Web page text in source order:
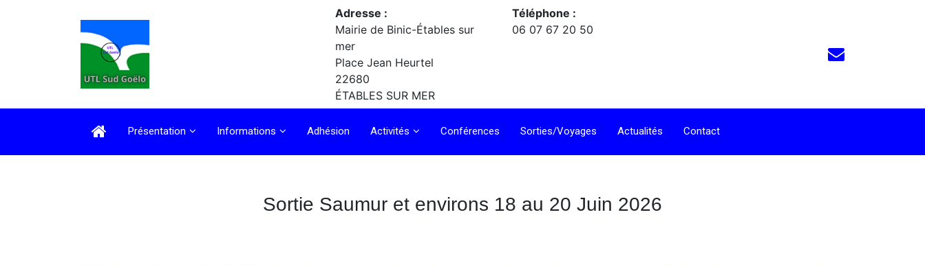
Adresse :
Mairie de Binic-Étables sur
mer
Place Jean Heurtel
22680
ÉTABLES SUR MER
Téléphone :
06 07 67 20 50
Présentation Informations Adhésion Activités Conférences Sorties/Voyages Actualités Contact
Sortie Saumur et environs 18 au 20 Juin 2026